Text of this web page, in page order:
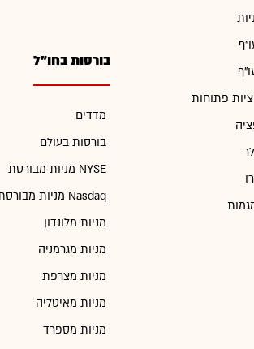
פתוחות
בורסות בחו"ל
מדדים
בורסות בעולם
מניות מבורסת NYSE
מניות מבורסת Nasdaq
מניות מלונדון
מניות מגרמניה
מניות מצרפת
מניות מאיטליה
מניות מספרד